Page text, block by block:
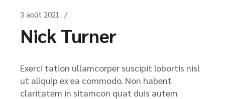
3 août 2021
Nick Turner
Exerci tation ullamcorper suscipit lobortis nisl
ut aliquip ex ea commodo. Non habent
claritatem in sitamcon quat duis autem